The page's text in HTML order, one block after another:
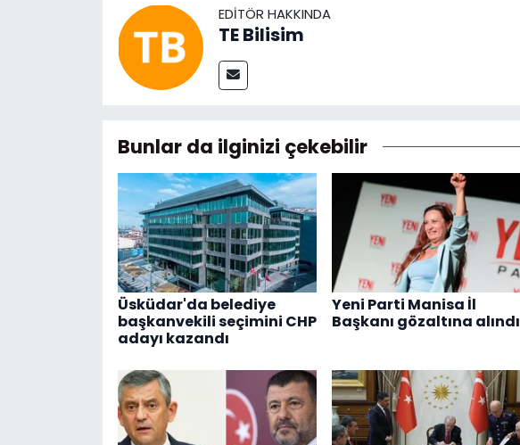
EDITÖR HAKKINDA
TE Bilisim
Bunlar da ilginizi çekebilir
Üsküdar'da belediye
başkanvekili seçimini CHP
adayı kazandı
Yeni Parti Manisa İl
Başkanı gözaltına alındı